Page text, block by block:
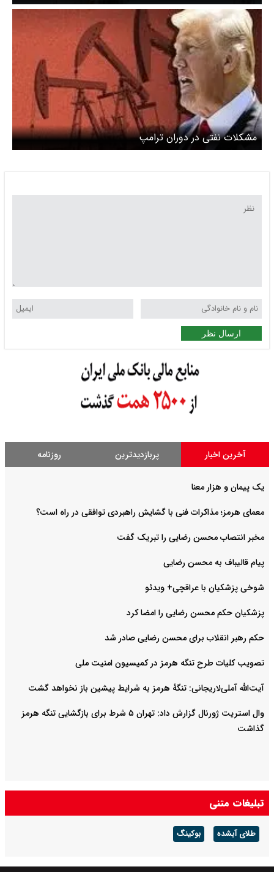
مشکلات نفتی در دوران ترامپ
ارسال نظر
آخرین اخبار پربازدیدترین روزنامه
یک پیمان و هزار معنا
معمای هرمز؛ مذاکرات فنی با گشایش راهبردی توافقی در راه است؟
مخبر انتصاب محسن رضایی را تبریک گفت
پیام قالیباف به محسن رضایی
شوخی پزشکیان با عراقچی+ ویدئو
پزشکیان حکم محسن رضایی را امضا کرد
حکم رهبر انقلاب برای محسن رضایی صادر شد
تصویب کلیات طرح تنگه هرمز در کمیسیون امنیت ملی
آیت‌الله آملی‌لاریجانی: تنگهٔ هرمز به شرایط پیشین باز نخواهد گشت
وال استریت ژورنال گزارش داد: تهران ۵ شرط برای بازگشایی تنگه هرمز
گذاشت
تبلیغات متنی
طلای آبشده بوکینگ